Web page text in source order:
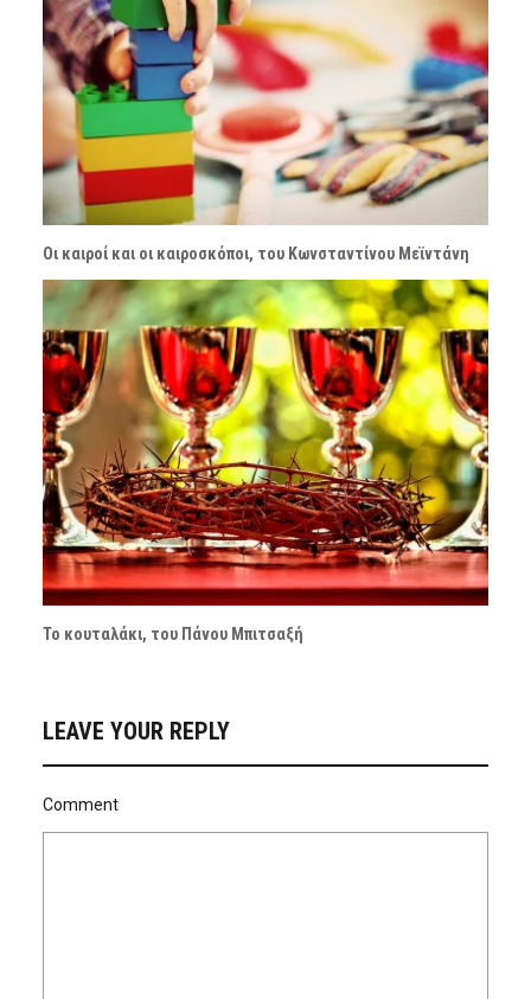
Οι καιροί και οι καιροσκόποι, του Κωνσταντίνου Μεϊντάνη
Το κουταλάκι, του Πάνου Μπιτσαξή
LEAVE YOUR REPLY
Comment